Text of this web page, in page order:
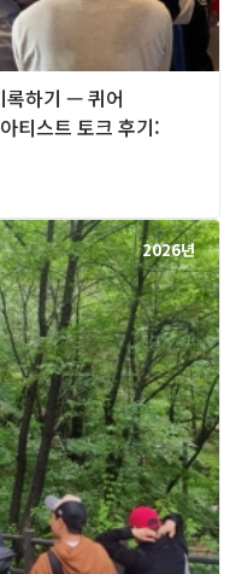
하기 — 퀴어
티스트 토크 후기:
2026년